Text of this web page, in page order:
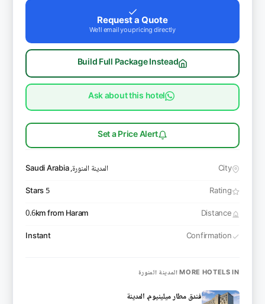
Request a Quote
We'll email you pricing directly
Build Full Package Instead
Ask about this hotel
Set a Price Alert
City
المدينة المنورة, Saudi Arabia
Rating
5 Stars
Distance
0.6km from Haram
Confirmation
Instant
MORE HOTELS IN المدينة المنورة
فندق مطار ميلينيوم، المدينة